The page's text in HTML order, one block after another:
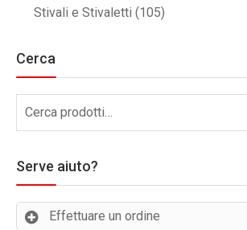
Stivali e Stivaletti (105)
Cerca
Serve aiuto?
Effettuare un ordine